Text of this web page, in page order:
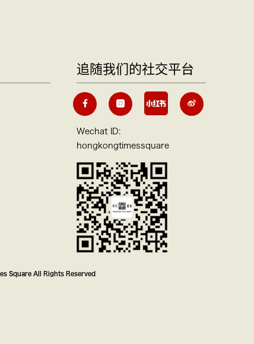
追随我们的社交平台
Wechat ID:
hongkongtimessquare
Square All Rights Reserved